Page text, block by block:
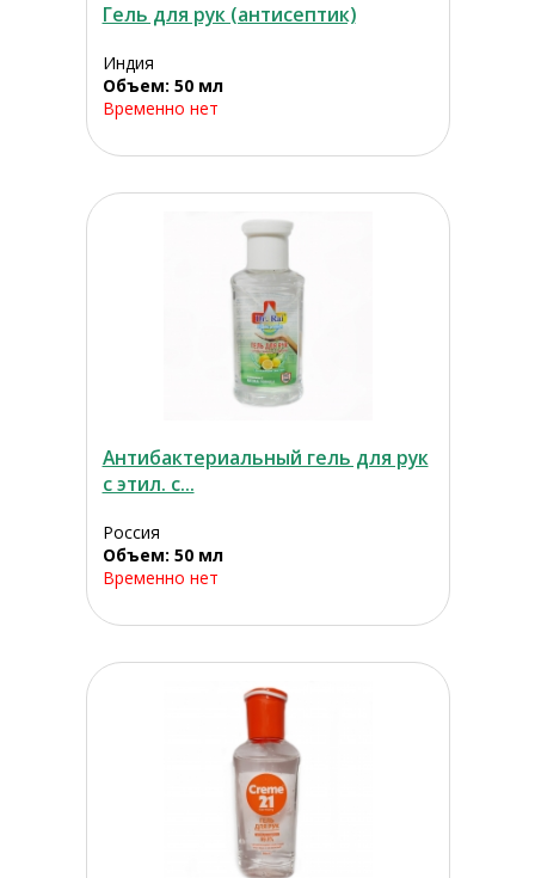
Гель для рук (антисептик)
Индия
Объем: 50 мл
Временно нет
Антибактериальный гель для рук
с этил. с...
Россия
Объем: 50 мл
Временно нет